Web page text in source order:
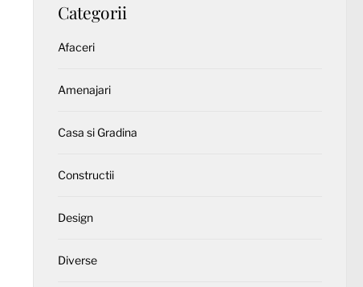
Categorii
Afaceri
Amenajari
Casa si Gradina
Constructii
Design
Diverse